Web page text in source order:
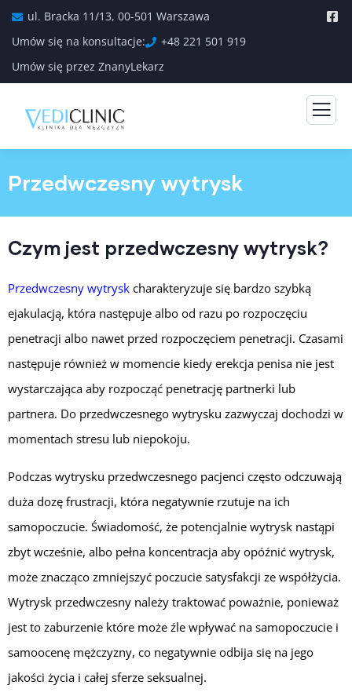
ul. Bracka 11/13, 00-501 Warszawa
Umów się na konsultacje:
+48 221 501 919
Umów się przez ZnanyLekarz
Przedwczesny wytrysk
Czym jest przedwczesny wytrysk?
Przedwczesny wytrysk charakteryzuje się bardzo szybką
ejakulacją, która następuje albo od razu po rozpoczęciu
penetracji albo nawet przed rozpoczęciem penetracji. Czasami
następuje również w momencie kiedy erekcja penisa nie jest
wystarczająca aby rozpocząć penetrację partnerki lub
partnera. Do przedwczesnego wytrysku zazwyczaj dochodzi w
momentach stresu lub niepokoju.
Podczas wytrysku przedwczesnego pacjenci często odczuwają
duża dozę frustracji, która negatywnie rzutuje na ich
samopoczucie. Świadomość, że potencjalnie wytrysk nastąpi
zbyt wcześnie, albo pełna koncentracja aby opóźnić wytrysk,
może znacząco zmniejszyć poczucie satysfakcji ze współżycia.
Wytrysk przedwczesny należy traktować poważnie, ponieważ
jest to zaburzenie które może źle wpływać na samopoczucie i
samoocenę mężczyzny, co negatywnie odbija się na jego
jakości życia i całej sferze seksualnej.